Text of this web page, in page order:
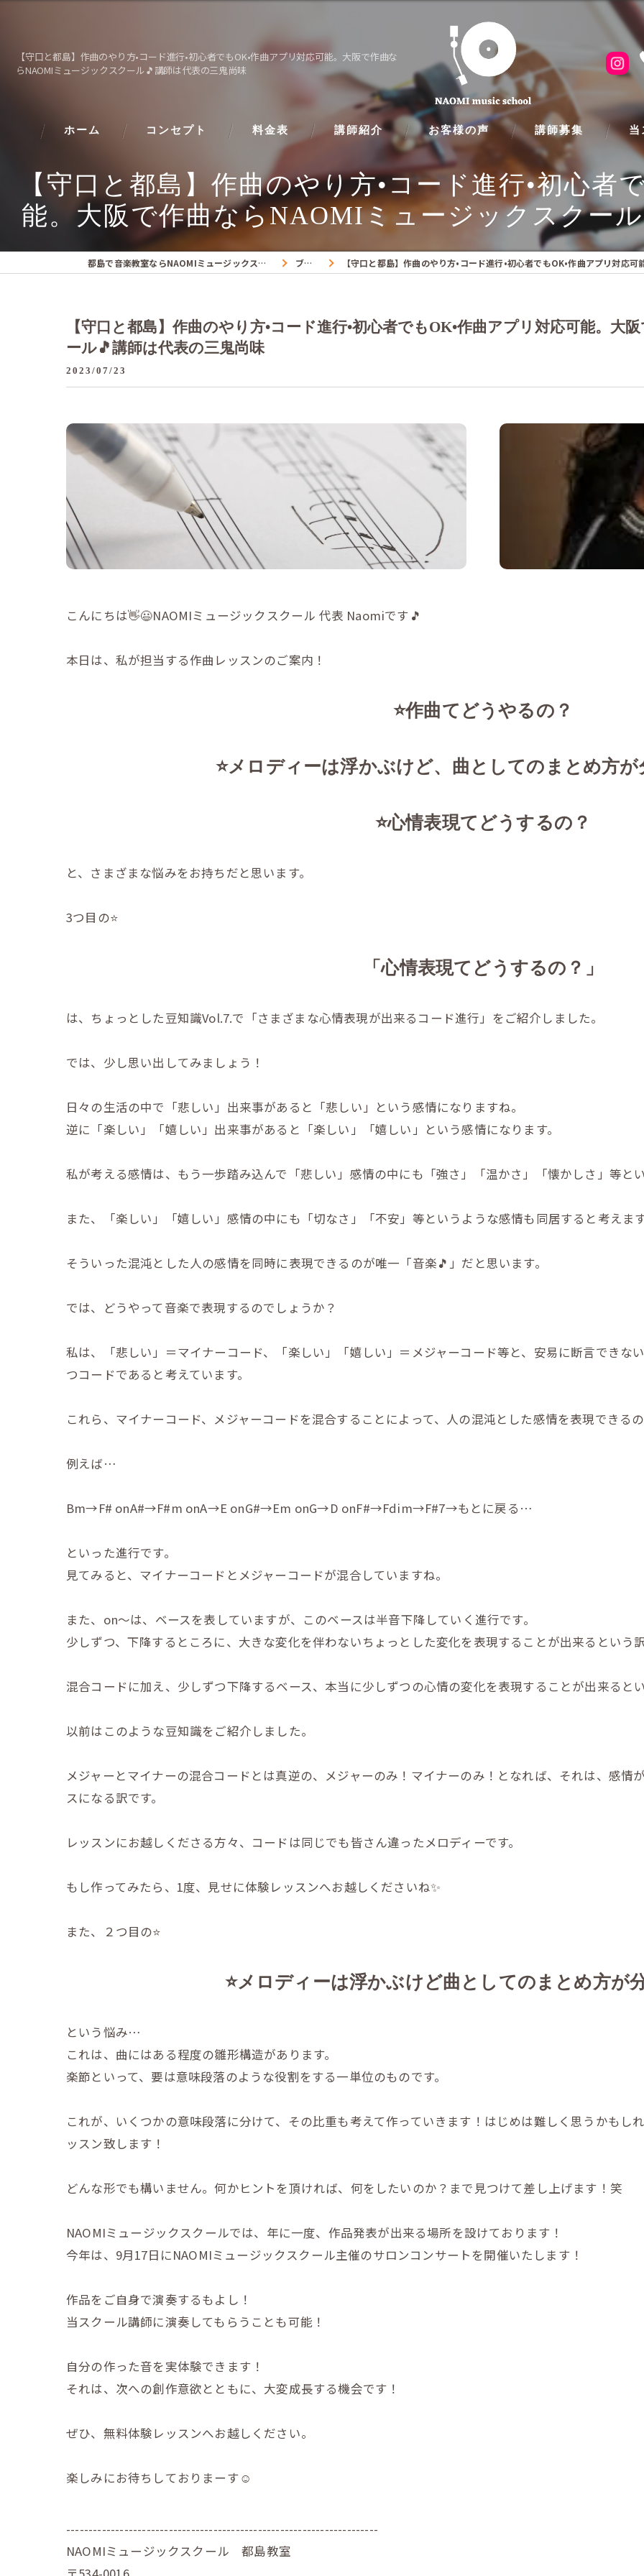
【守口と都島】作曲のやり方•コード進行•初心者でもOK•作曲アプリ対応可能。大阪で作曲な
らNAOMIミュージックスクール🎵講師は代表の三鬼尚味
ホーム コンセプト 料金表 講師紹介 お客様の声 講師募集 当
ピア
フル
クラ
【守口と都島】作曲のやり方•コード進行•初心者
能。大阪で作曲ならNAOMIミュージックスクー
都島で音楽教室ならNAOMIミュージックスクール ブログ 【守口と都島】作曲のやり方•コード進行•初心者でもOK•作曲アプリ対応可能
【守口と都島】作曲のやり方•コード進行•初心者でもOK•作曲アプリ対応可能。大
ール🎵講師は代表の三鬼尚味
2023/07/23
こんにちは👋😃NAOMIミュージックスクール 代表 Naomiです🎵
本日は、私が担当する作曲レッスンのご案内！
⭐️作曲てどうやるの？
⭐️メロディーは浮かぶけど、曲としてのまとめ方
⭐️心情表現てどうするの？
と、さまざまな悩みをお持ちだと思います。
3つ目の⭐️
「心情表現てどうするの？」
は、ちょっとした豆知識Vol.7.で「さまざまな心情表現が出来るコード進行」をご紹介しました。
では、少し思い出してみましょう！
日々の生活の中で「悲しい」出来事があると「悲しい」という感情になりますね。
逆に「楽しい」「嬉しい」出来事があると「楽しい」「嬉しい」という感情になります。
私が考える感情は、もう一歩踏み込んで「悲しい」感情の中にも「強さ」「温かさ」「懐かしさ」等と
また、「楽しい」「嬉しい」感情の中にも「切なさ」「不安」等というような感情も同居すると考えます
そういった混沌とした人の感情を同時に表現できるのが唯一「音楽🎵」だと思います。
では、どうやって音楽で表現するのでしょうか？
私は、「悲しい」＝マイナーコード、「楽しい」「嬉しい」＝メジャーコード等と、安易に断言できな
つコードであると考えています。
これら、マイナーコード、メジャーコードを混合することによって、人の混沌とした感情を表現できる
例えば…
Bm→F# onA#→F#m onA→E onG#→Em onG→D onF#→Fdim→F#7→もとに戻る…
といった進行です。
見てみると、マイナーコードとメジャーコードが混合していますね。
また、on～は、ベースを表していますが、このベースは半音下降していく進行です。
少しずつ、下降するところに、大きな変化を伴わないちょっとした変化を表現することが出来るという訳
混合コードに加え、少しずつ下降するベース、本当に少しずつの心情の変化を表現することが出来ると
以前はこのような豆知識をご紹介しました。
メジャーとマイナーの混合コードとは真逆の、メジャーのみ！マイナーのみ！となれば、それは、感情
スになる訳です。
レッスンにお越しくださる方々、コードは同じでも皆さん違ったメロディーです。
もし作ってみたら、1度、見せに体験レッスンへお越しくださいね✨
また、２つ目の⭐️
⭐️メロディーは浮かぶけど曲としてのまとめ方が
という悩み…
これは、曲にはある程度の雛形構造があります。
楽節といって、要は意味段落のような役割をする一単位のものです。
これが、いくつかの意味段落に分けて、その比重も考えて作っていきます！はじめは難しく思うかもし
ッスン致します！
どんな形でも構いません。何かヒントを頂ければ、何をしたいのか？まで見つけて差し上げます！笑
NAOMIミュージックスクールでは、年に一度、作品発表が出来る場所を設けております！
今年は、9月17日にNAOMIミュージックスクール主催のサロンコンサートを開催いたします！
作品をご自身で演奏するもよし！
当スクール講師に演奏してもらうことも可能！
自分の作った音を実体験できます！
それは、次への創作意欲とともに、大変成長する機会です！
ぜひ、無料体験レッスンへお越しください。
楽しみにお待ちしておりまーす☺️
----------------------------------------------------------------------
NAOMIミュージックスクール 都島教室